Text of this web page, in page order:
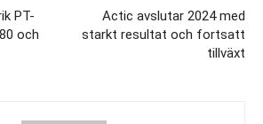
PT-
och
Actic avslutar 2024 med
starkt resultat och fortsatt
tillväxt